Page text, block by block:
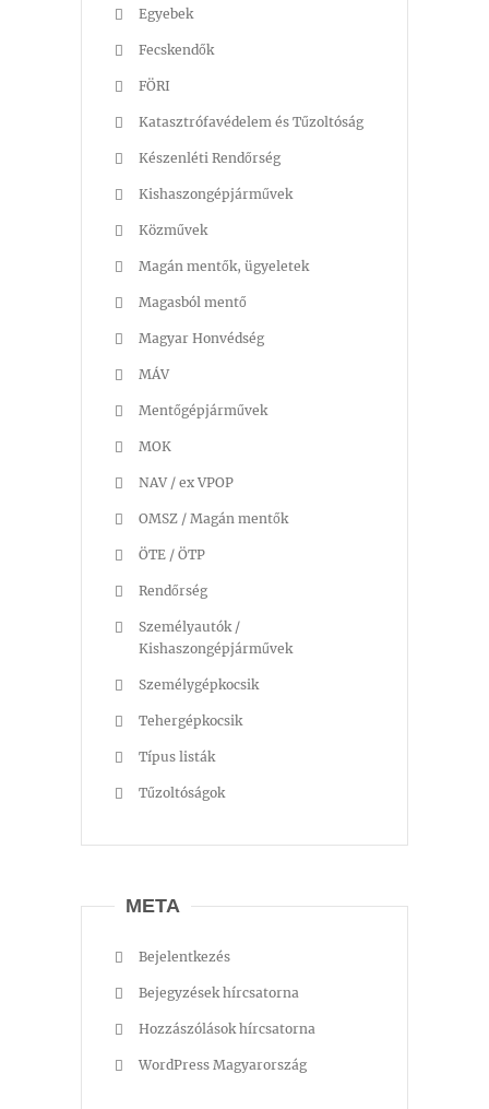
Egyebek
Fecskendők
FÖRI
Katasztrófavédelem és Tűzoltóság
Készenléti Rendőrség
Kishaszongépjárművek
Közművek
Magán mentők, ügyeletek
Magasból mentő
Magyar Honvédség
MÁV
Mentőgépjárművek
MOK
NAV / ex VPOP
OMSZ / Magán mentők
ÖTE / ÖTP
Rendőrség
Személyautók /
Kishaszongépjárművek
Személygépkocsik
Tehergépkocsik
Típus listák
Tűzoltóságok
META
Bejelentkezés
Bejegyzések hírcsatorna
Hozzászólások hírcsatorna
WordPress Magyarország